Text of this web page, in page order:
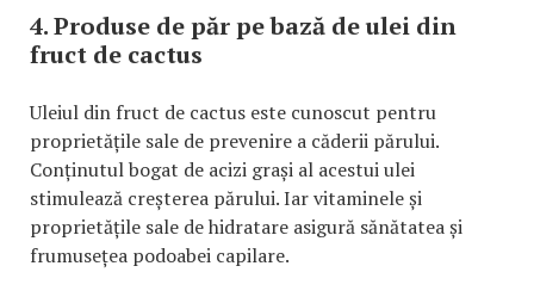
4. Produse de păr pe bază de ulei din
fruct de cactus
Uleiul din fruct de cactus este cunoscut pentru
proprietățile sale de prevenire a căderii părului.
Conținutul bogat de acizi grași al acestui ulei
stimulează creșterea părului. Iar vitaminele și
proprietățile sale de hidratare asigură sănătatea și
frumusețea podoabei capilare.